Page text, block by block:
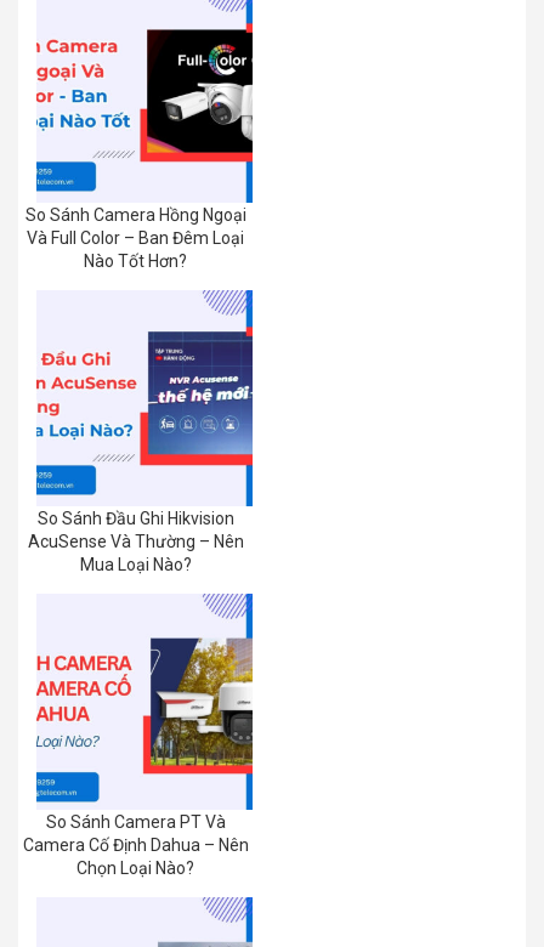
So Sánh Camera Hồng Ngoại
Và Full Color – Ban Đêm Loại
Nào Tốt Hơn?
So Sánh Đầu Ghi Hikvision
AcuSense Và Thường – Nên
Mua Loại Nào?
So Sánh Camera PT Và
Camera Cố Định Dahua – Nên
Chọn Loại Nào?